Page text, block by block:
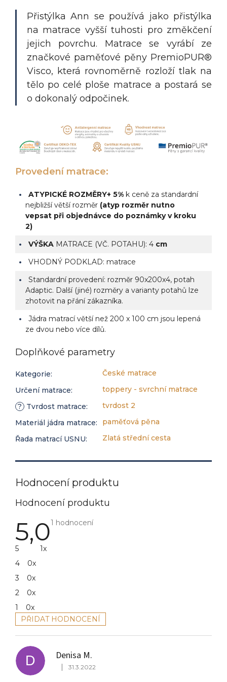
Přistýlka Ann se používá jako přistýlka
na matrace vyšší tuhosti pro změkčení
jejich povrchu. Matrace se vyrábí ze
značkové paměťové pěny PremioPUR®
Visco, která rovnoměrně rozloží tlak na
tělo po celé ploše matrace a postará se
o dokonalý odpočinek.
Provedení matrace:
ATYPICKÉ ROZMĚRY+ 5% k ceně za standardní
nejbližší větší rozměr (atyp rozměr nutno
vepsat při objednávce do poznámky v kroku
2)
VÝŠKA MATRACE (VČ. POTAHU): 4 cm
VHODNÝ PODKLAD: matrace
Standardní provedení: rozměr 90x200x4, potah
Adaptic. Další (jiné) rozměry a varianty potahů lze
zhotovit na přání zákazníka.
Jádra matrací větší než 200 x 100 cm jsou lepená
ze dvou nebo více dílů.
Doplňkové parametry
Kategorie:
České matrace
Určení matrace:
toppery - svrchní matrace
?
Tvrdost matrace:
tvrdost 2
Materiál jádra matrace:
paměťová pěna
Řada matrací USNU: Zlatá střední cesta
Hodnocení produktu
5,0Průměrné
1 hodnocení
5
1x
4
0x
3
0x
2
0x
1
0x
PŘIDAT HODNOCENÍ
V
ý
p
i
s
D Denisa M.
Hodnocení produktu je 5 z 5 hvězdiček.
| 31.3.2022